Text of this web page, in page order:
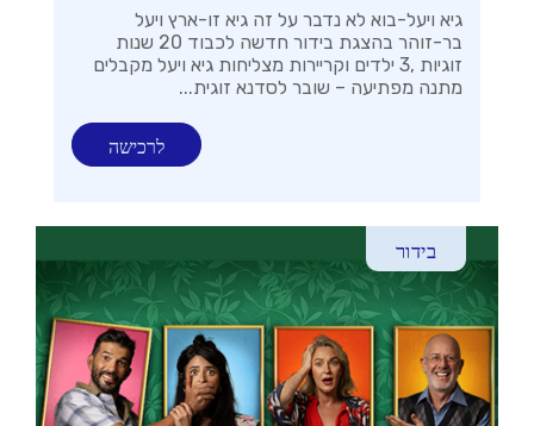
גיא ויעל-בוא לא נדבר על זה גיא זו-ארץ ויעל
בר-זוהר בהצגת בידור חדשה לכבוד 20 שנות
זוגיות ,3 ילדים וקריירות מצליחות גיא ויעל מקבלים
מתנה מפתיעה – שובר לסדנא זוגית...
לרכישה
בידור